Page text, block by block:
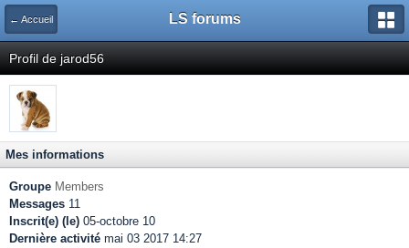
← Accueil LS forums
Profil de jarod56
Mes informations
Groupe Members
Messages 11
Inscrit(e) (le) 05-octobre 10
Dernière activité mai 03 2017 14:27